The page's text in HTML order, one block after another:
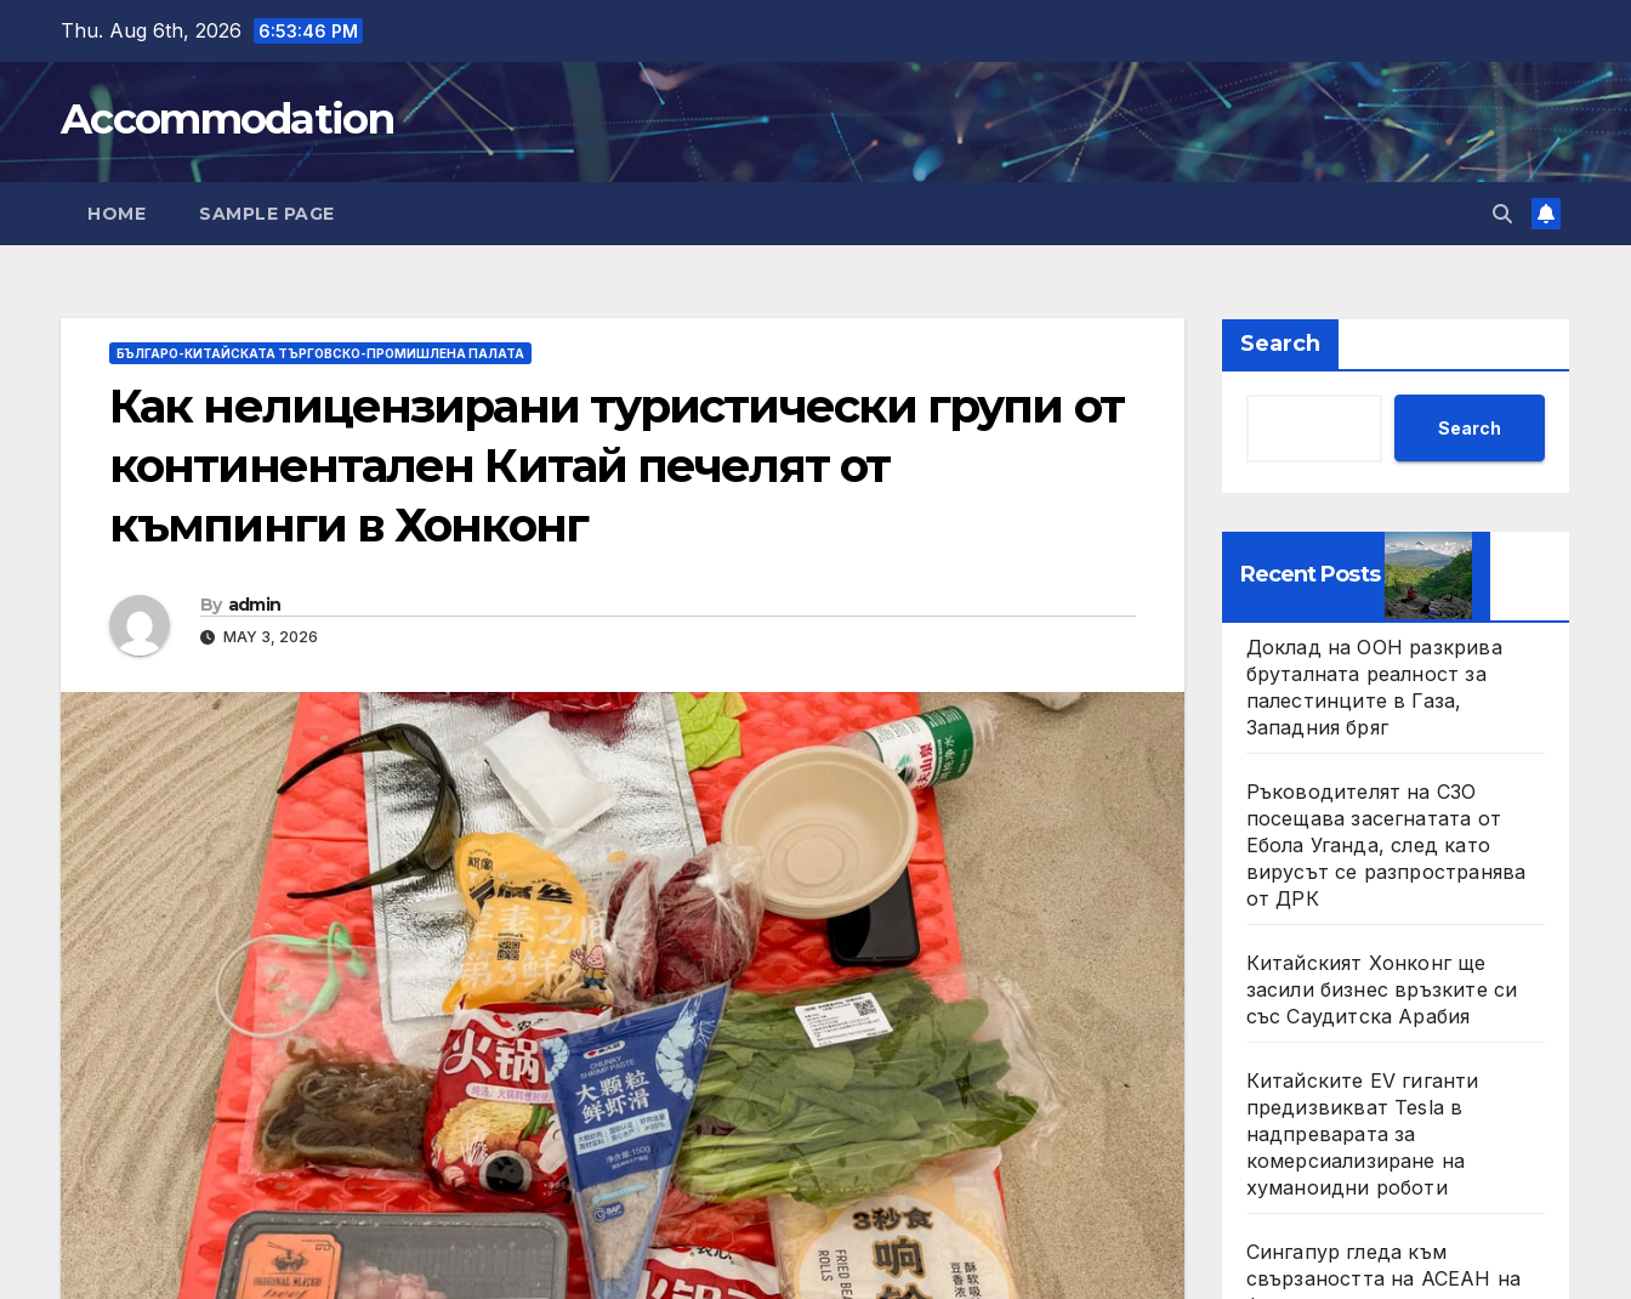
content
Thu. Aug 6th, 2026 6:53:48 PM
Accommodation
HOME SAMPLE PAGE
БЪЛГАРО-КИТАЙСКАТА ТЪРГОВСКО-ПРОМИШЛЕНА ПАЛАТА
Как нелицензирани туристически групи от
континентален Китай печелят от
къмпинги в Хонконг
By admin
MAY 3, 2026
Search
Search
Recent Posts
Доклад на ООН разкрива
бруталната реалност за
палестинците в Газа,
Западния бряг
Ръководителят на СЗО
посещава засегнатата от
Ебола Уганда, след като
вирусът се разпространява
от ДРК
Китайският Хонконг ще
засили бизнес връзките си
със Саудитска Арабия
Китайските EV гиганти
предизвикват Tesla в
надпреварата за
комерсиализиране на
хуманоидни роботи
Сингапур гледа към
свързаността на АСЕАН на